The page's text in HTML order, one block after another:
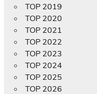
TOP 2019
TOP 2020
TOP 2021
TOP 2022
TOP 2023
TOP 2024
TOP 2025
TOP 2026